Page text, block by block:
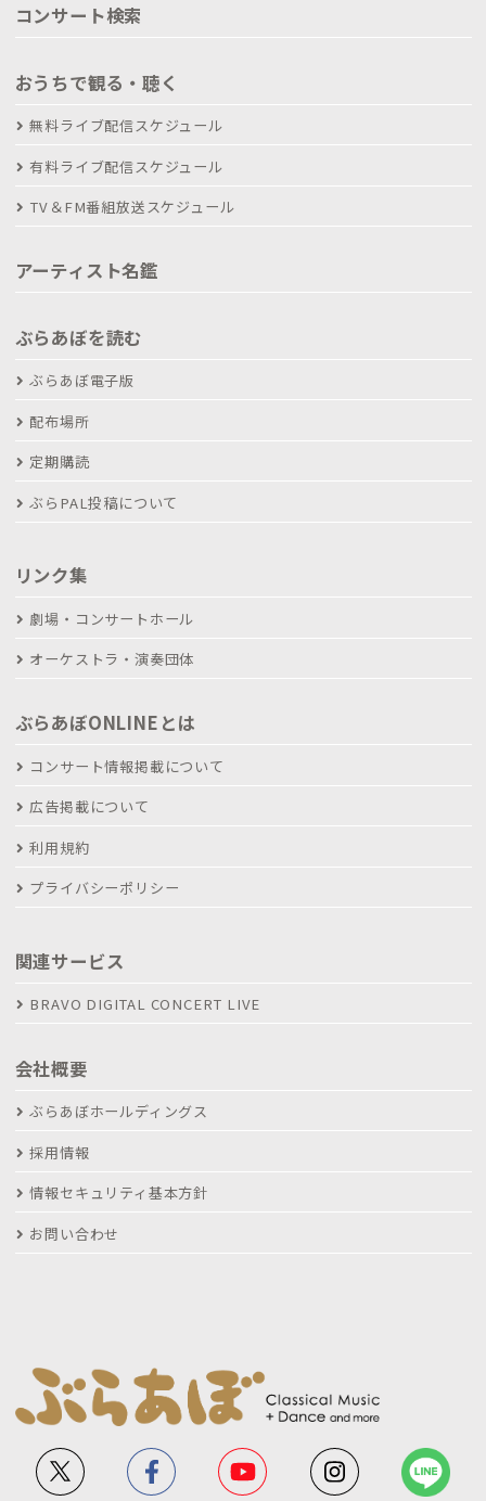
コンサート検索
おうちで観る・聴く
無料ライブ配信スケジュール
有料ライブ配信スケジュール
TV＆FM番組放送スケジュール
アーティスト名鑑
ぶらあぼを読む
ぶらあぼ電子版
配布場所
定期購読
ぶらPAL投稿について
リンク集
劇場・コンサートホール
オーケストラ・演奏団体
ぶらあぼONLINEとは
コンサート情報掲載について
広告掲載について
利用規約
プライバシーポリシー
関連サービス
BRAVO DIGITAL CONCERT LIVE
会社概要
ぶらあぼホールディングス
採用情報
情報セキュリティ基本方針
お問い合わせ